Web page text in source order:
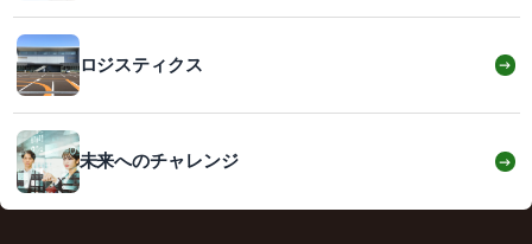
ロジスティクス →
未来へのチャレンジ →